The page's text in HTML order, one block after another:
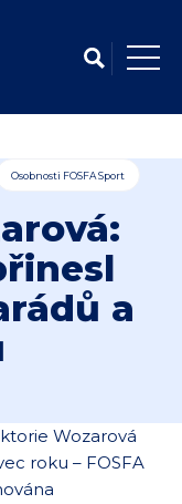
Osobnosti FOSFA Sport
a
Wozarová
roku – FOSFA